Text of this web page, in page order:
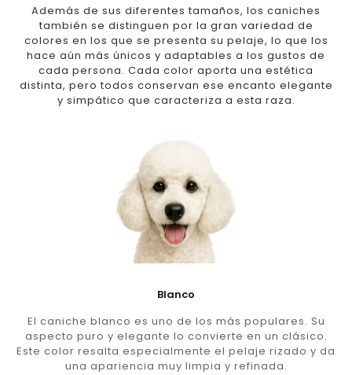
Además de sus diferentes tamaños, los caniches
también se distinguen por la gran variedad de
colores en los que se presenta su pelaje, lo que los
hace aún más únicos y adaptables a los gustos de
cada persona. Cada color aporta una estética
distinta, pero todos conservan ese encanto elegante
y simpático que caracteriza a esta raza.
Blanco
El caniche blanco es uno de los más populares. Su
aspecto puro y elegante lo convierte en un clásico.
Este color resalta especialmente el pelaje rizado y da
una apariencia muy limpia y refinada.